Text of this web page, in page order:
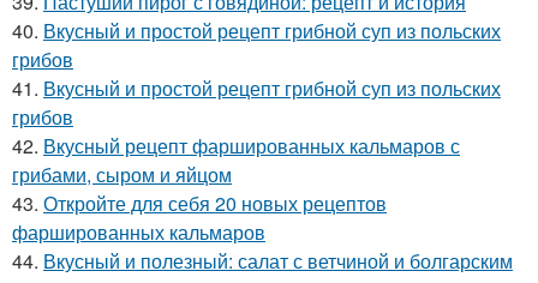
40. Вкусный и простой рецепт грибной суп из польских
грибов
41. Вкусный и простой рецепт грибной суп из польских
грибов
42. Вкусный рецепт фаршированных кальмаров с
грибами, сыром и яйцом
43. Откройте для себя 20 новых рецептов
фаршированных кальмаров
44. Вкусный и полезный: салат с ветчиной и болгарским